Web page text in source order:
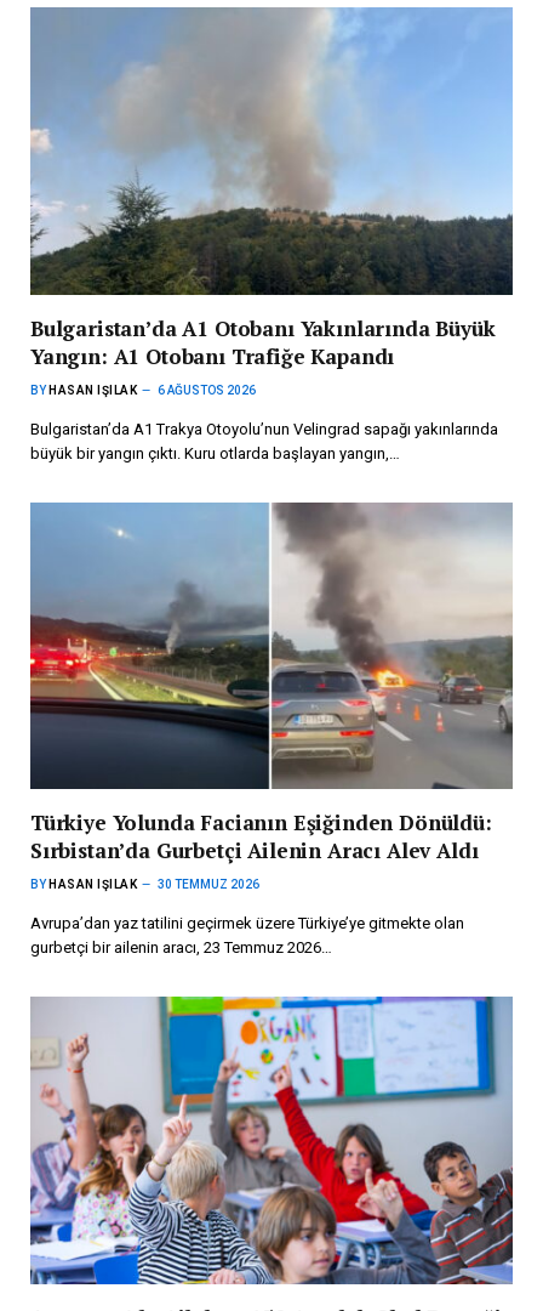
Bulgaristan’da A1 Otobanı Yakınlarında Büyük
Yangın: A1 Otobanı Trafiğe Kapandı
BY HASAN IŞILAK 6 AĞUSTOS 2026
Bulgaristan’da A1 Trakya Otoyolu’nun Velingrad sapağı yakınlarında
büyük bir yangın çıktı. Kuru otlarda başlayan yangın,…
Türkiye Yolunda Facianın Eşiğinden Dönüldü:
Sırbistan’da Gurbetçi Ailenin Aracı Alev Aldı
BY HASAN IŞILAK 30 TEMMUZ 2026
Avrupa’dan yaz tatilini geçirmek üzere Türkiye’ye gitmekte olan
gurbetçi bir ailenin aracı, 23 Temmuz 2026…